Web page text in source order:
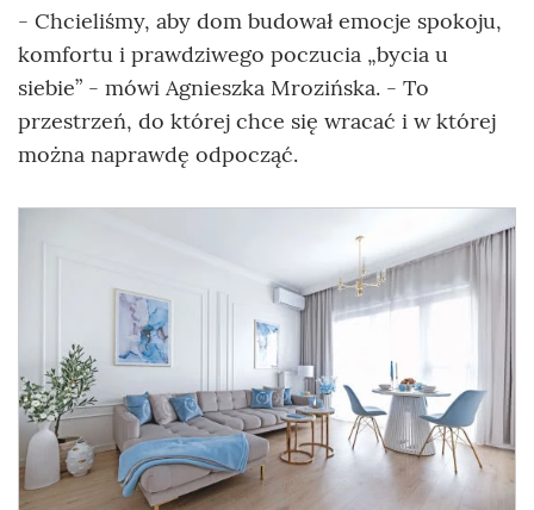
- Chcieliśmy, aby dom budował emocje spokoju,
komfortu i prawdziwego poczucia „bycia u
siebie” - mówi Agnieszka Mrozińska. - To
przestrzeń, do której chce się wracać i w której
można naprawdę odpocząć.